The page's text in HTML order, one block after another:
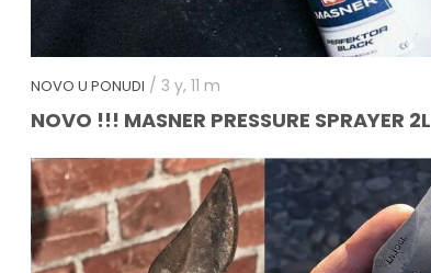
NOVO U PONUDI / 3 y, 11 m
NOVO !!! MASNER PRESSURE SPRAYER 2L